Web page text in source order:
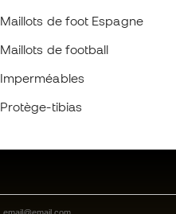
Maillots de foot Espagne
Maillots de football
Imperméables
Protège-tibias